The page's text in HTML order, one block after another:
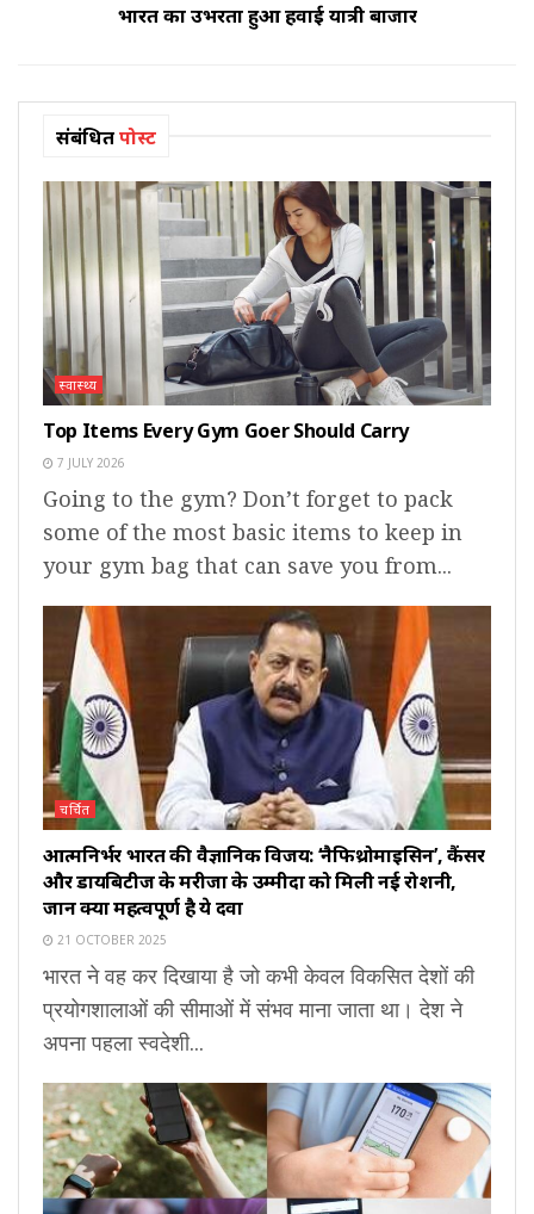
भारत का उभरता हुआ हवाई यात्री बाजार
संबंधितपोस्ट
स्वास्थ्य
Top Items Every Gym Goer Should Carry
7 JULY 2026
Going to the gym? Don’t forget to pack
some of the most basic items to keep in
your gym bag that can save you from...
चर्चित
आत्मनिर्भर भारत की वैज्ञानिक विजय: ‘नैफिथ्रोमाइसिन’, कैंसर
और डायबिटीज के मरीजों के उम्मीदों को मिली नई रोशनी,
जानें क्यों महत्वपूर्ण है ये दवा
21 OCTOBER 2025
भारत ने वह कर दिखाया है जो कभी केवल विकसित देशों की
प्रयोगशालाओं की सीमाओं में संभव माना जाता था। देश ने
अपना पहला स्वदेशी...